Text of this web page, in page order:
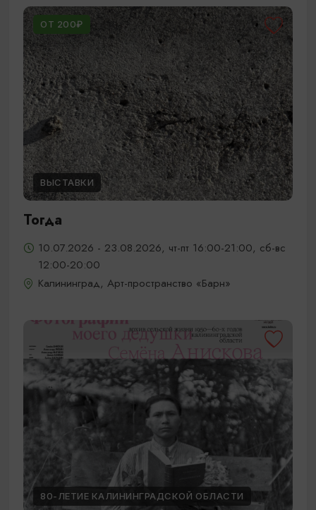
ОТ 200₽
ВЫСТАВКИ
Тогда
10.07.2026 - 23.08.2026, чт-пт 16:00-21:00, сб-вс
12:00-20:00
Калининград, Арт-пространство «Барн»
80-ЛЕТИЕ КАЛИНИНГРАДСКОЙ ОБЛАСТИ